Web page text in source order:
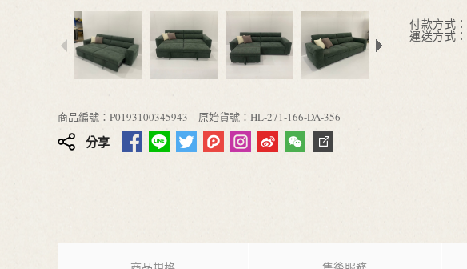
商品編號：P0193100345943 原始貨號：HL-271-166-DA-356
分享
付款方式：
運送方式：